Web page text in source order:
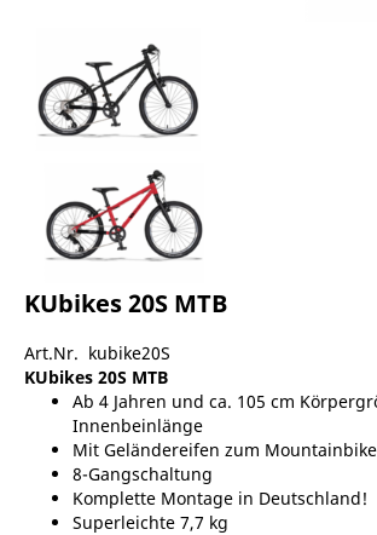
KUbikes 20S MTB
Art.Nr. kubike20S
KUbikes 20S MTB
Ab 4 Jahren und ca. 105 cm
Innenbeinlänge
Mit Geländereifen zum
8-Gangschaltung
Komplette Montage in Deutschland!
Superleichte 7,7 kg